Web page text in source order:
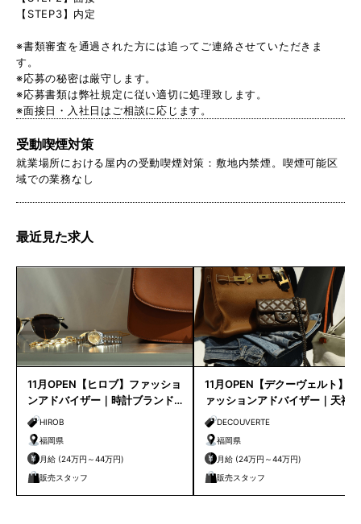
【STEP3】内定
※書類審査を通過された方には追ってご連絡させていただきま
す。
※応募の秘密は厳守します。
※応募書類は弊社規定に従い適切に処理致します。
※面接日・入社日はご相談に応じます。
受動喫煙対策
就業場所における屋内の受動喫煙対策：敷地内禁煙。喫煙可能区
域での業務なし
最近見た求人
11月OPEN【ヒロブ】ファッショ
ンアドバイザー｜時計ブランド
｜天神店
HIROB
福岡県
月給 (24万円～44万円)
販売スタッフ
11月OPEN【デクーヴェルト】フ
ァッションアドバイザー｜天神
店DECOUVERTE
福岡県
月給 (24万円～44万円)
販売スタッフ